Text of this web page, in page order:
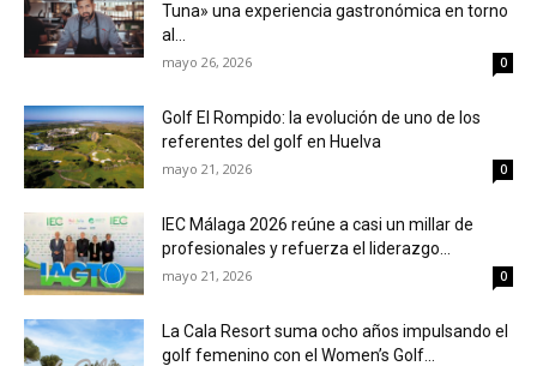
Tuna» una experiencia gastronómica en torno
al...
mayo 26, 2026 0
Golf El Rompido: la evolución de uno de los
referentes del golf en Huelva
mayo 21, 2026 0
IEC Málaga 2026 reúne a casi un millar de
profesionales y refuerza el liderazgo...
mayo 21, 2026 0
La Cala Resort suma ocho años impulsando el
golf femenino con el Women’s Golf...